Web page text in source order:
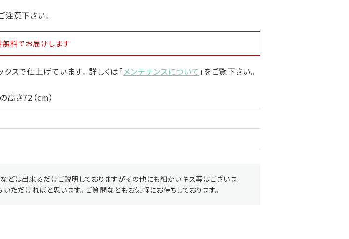
意下さい。
料でお届けします
スで仕上げています。 詳しくは「メンテナンスについて 」をご覧下さい。
さ72（cm）
どは出来るだけご説明しておりますがその他にも細かいキズ等はございま
だければと思います。 ご質問などもお気軽にお待ちしております。